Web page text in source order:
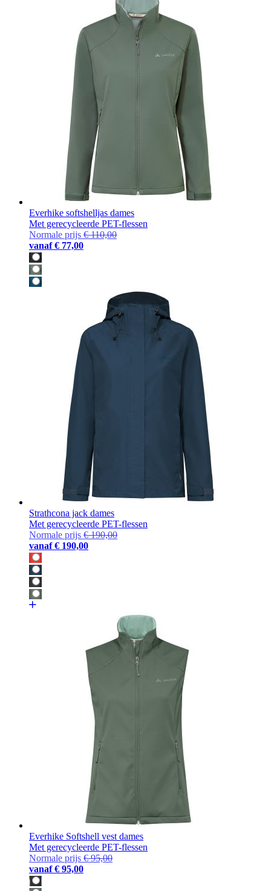
Everhike softshelljas dames
Met gerecycleerde PET-flessen
Normale prijs € 110,00
vanaf € 77,00
Strathcona jack dames
Met gerecycleerde PET-flessen
Normale prijs € 190,00
vanaf € 190,00
Everhike Softshell vest dames
Met gerecycleerde PET-flessen
Normale prijs € 95,00
vanaf € 95,00